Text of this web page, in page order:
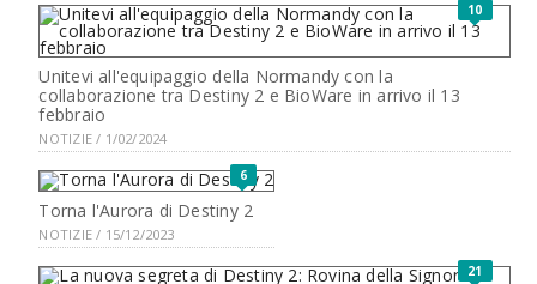
10
Unitevi all'equipaggio della Normandy con la
collaborazione tra Destiny 2 e BioWare in arrivo il 13
febbraio
NOTIZIE / 1/02/2024
6
Torna l'Aurora di Destiny 2
NOTIZIE / 15/12/2023
21